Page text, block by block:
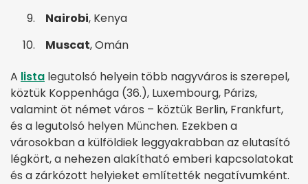
Nairobi, Kenya
Muscat, Omán
A lista legutolsó helyein több nagyváros is szerepel,
köztük Koppenhága (36.), Luxembourg, Párizs,
valamint öt német város – köztük Berlin, Frankfurt,
és a legutolsó helyen München. Ezekben a
városokban a külföldiek leggyakrabban az elutasító
légkört, a nehezen alakítható emberi kapcsolatokat
és a zárkózott helyieket említették negatívumként.